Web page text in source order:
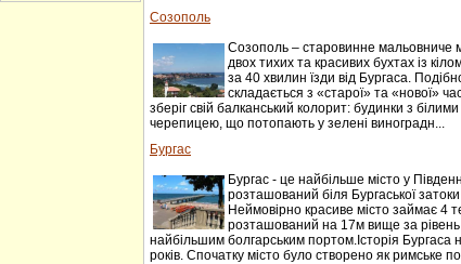
Созополь
Созополь – старовинне мальовниче
двох тихих та красивих бухтах із
за 40 хвилин їзди від Бургаса.
складається з «старої» та «нової»
зберіг свій балканський колорит: будинки з
черепицею, що потопають у зелені виноградн...
Бургас
Бургас - це найбільше місто у
розташований біля Бургаської
Неймовірно красиве місто займає 4
розташований на 17м вище за
найбільшим болгарським портом.Історія Бургаса
років. Спочатку місто було створено як римське